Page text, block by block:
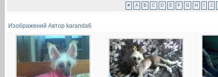
# A B C D E F G H J
Изображений Автор karanda6